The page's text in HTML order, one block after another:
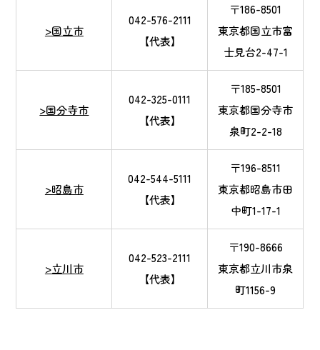
>国立市
042-576-2111
【代表】
〒186-8501
東京都国立市富
士見台2-47-1
>国分寺市
042-325-0111
【代表】
〒185-8501
東京都国分寺市
泉町2-2-18
>昭島市
042-544-5111
【代表】
〒196-8511
東京都昭島市田
中町1-17-1
>立川市
042-523-2111
【代表】
〒190-8666
東京都立川市泉
町1156-9